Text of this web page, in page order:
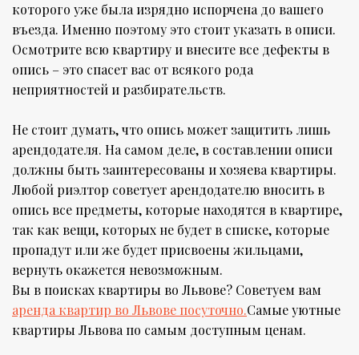
которого уже была изрядно испорчена до вашего
въезда. Именно поэтому это стоит указать в описи.
Осмотрите всю квартиру и внесите все дефекты в
опись – это спасет вас от всякого рода
неприятностей и разбирательств.
Не стоит думать, что опись может защитить лишь
арендодателя. На самом деле, в составлении описи
должны быть заинтересованы и хозяева квартиры.
Любой риэлтор советует арендодателю вносить в
опись все предметы, которые находятся в квартире,
так как вещи, которых не будет в списке, которые
пропадут или же будет присвоены жильцами,
вернуть окажется невозможным.
Вы в поисках квартиры во Львове? Советуем вам
аренда квартир во Львове посуточно.Самые уютные
квартиры Львова по самым доступным ценам.